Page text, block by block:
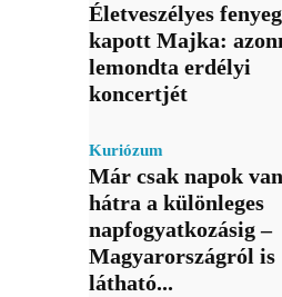
Életveszélyes
kapott Majka:
lemondta erdélyi
koncertjét
Kuriózum
Már csak napok
hátra a különleges
napfogyatkozásig –
Magyarországról is
látható...